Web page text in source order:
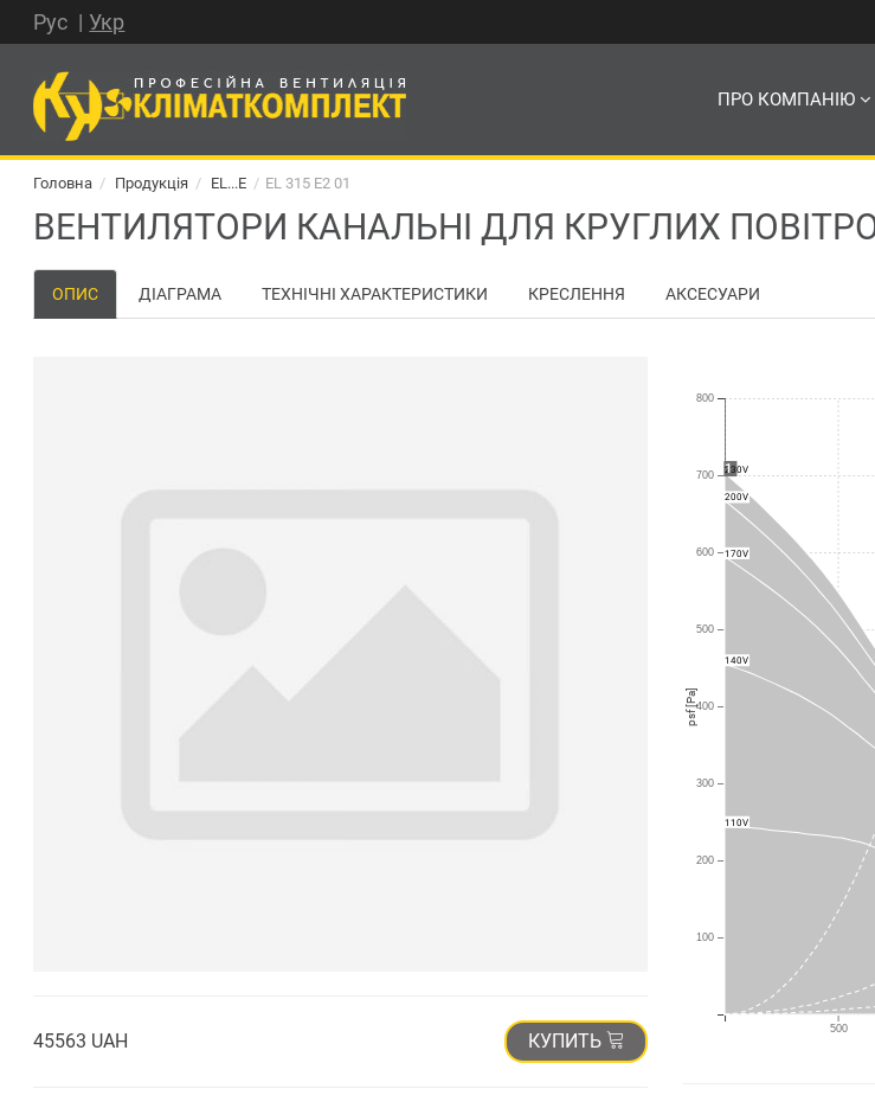
Рус Укр
ПРО КОМПАНІЮ
Головна Продукція EL...E EL 315 E2 01
ВЕНТИЛЯТОРИ КАНАЛЬНІ ДЛЯ КРУГЛИХ
ОПИС ДІАГРАМА ТЕХНІЧНІ ХАРАКТЕРИСТИКИ КРЕСЛЕННЯ АКСЕСУАРИ
45563 UAH КУПИТЬ
500
psf [Pa]
800
700
600
500
400
300
200
100
110V
140V
170V
200V
230V
1